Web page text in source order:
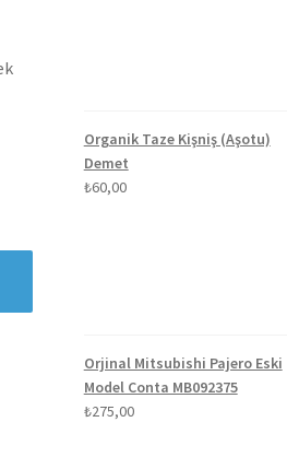
Organik Taze Kişniş (Aşotu)
Demet
₺60,00
Orjinal Mitsubishi Pajero Eski
Model Conta MB092375
₺275,00